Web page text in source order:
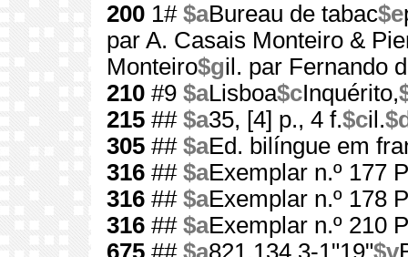
200 1# $aBureau de tabac$e
par A. Casais Monteiro &
Monteiro$gil. par Fernando
210 #9 $aLisboa$cInquérito,
215 ## $a35, [4] p., 4 f.$cil.
305 ## $aEd. bilíngue em
316 ## $aExemplar n.º 177
316 ## $aExemplar n.º 178
316 ## $aExemplar n.º 210
675 ## $a821.134.3-1"19"$v